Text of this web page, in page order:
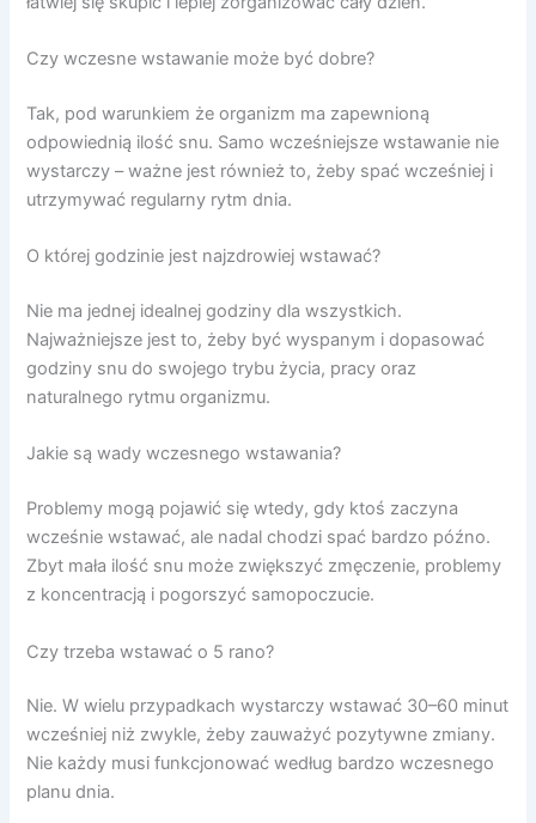
Czy wczesne wstawanie może być dobre?
Tak, pod warunkiem że organizm ma zapewnioną
odpowiednią ilość snu. Samo wcześniejsze wstawanie nie
wystarczy – ważne jest również to, żeby spać wcześniej i
utrzymywać regularny rytm dnia.
O której godzinie jest najzdrowiej wstawać?
Nie ma jednej idealnej godziny dla wszystkich.
Najważniejsze jest to, żeby być wyspanym i dopasować
godziny snu do swojego trybu życia, pracy oraz
naturalnego rytmu organizmu.
Jakie są wady wczesnego wstawania?
Problemy mogą pojawić się wtedy, gdy ktoś zaczyna
wcześnie wstawać, ale nadal chodzi spać bardzo późno.
Zbyt mała ilość snu może zwiększyć zmęczenie, problemy
z koncentracją i pogorszyć samopoczucie.
Czy trzeba wstawać o 5 rano?
Nie. W wielu przypadkach wystarczy wstawać 30–60 minut
wcześniej niż zwykle, żeby zauważyć pozytywne zmiany.
Nie każdy musi funkcjonować według bardzo wczesnego
planu dnia.